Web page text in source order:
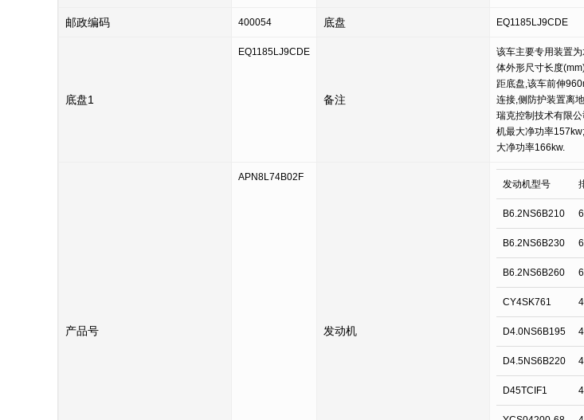
邮政编码 400054 底盘 EQ1185LJ9CDE
底盘1
EQ1185LJ9CDE
备注
该车主要专用装置
体外形尺寸长度
距底盘,该车前伸
连接,侧防护装置离
瑞克控制技术有限
机最大净功率
大净功率166kw.
产品号
APN8L74B02F
发动机
发动机型号
B6.2NS6B210
B6.2NS6B230
B6.2NS6B260
CY4SK761
D4.0NS6B195
D4.5NS6B220
D45TCIF1